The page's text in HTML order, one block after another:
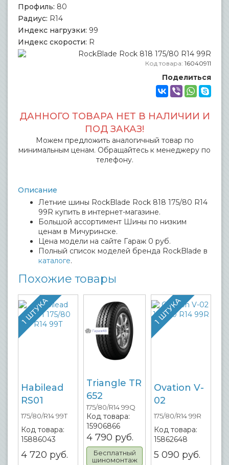
Профиль: 80
Радиус: R14
Индекс нагрузки: 99
Индекс скорости: R
Код товара: 16040911
Поделиться
ДАННОГО ТОВАРА НЕТ В НАЛИЧИИ И
ПОД ЗАКАЗ!
Можем предложить аналогичный товар по
минимальным ценам. Обращайтесь к менеджеру по
телефону.
Описание
Летние шины RockBlade Rock 818 175/80 R14
99R купить в интернет-магазине.
Большой ассортимент Шины по низким
ценам в Мичуринске.
Цена модели на сайте Гараж 0 руб.
Полный список моделей бренда RockBlade в
каталоге.
Похожие товары
1 ШТУКА
Habilead
RS01
175/80/R14 99T
Код товара:
15886043
4 720 руб.
Triangle TR
652
175/80/R14 99Q
Код товара:
15906866
4 790 руб.
Бесплатный
шиномонтаж
1 ШТУКА
Ovation V-
02
175/80/R14 99R
Код товара:
15862648
5 090 руб.